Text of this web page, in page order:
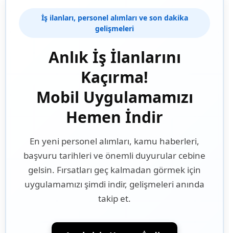
İş ilanları, personel alımları ve son dakika
gelişmeleri
Anlık İş İlanlarını
Kaçırma!
Mobil Uygulamamızı
Hemen İndir
En yeni personel alımları, kamu haberleri,
başvuru tarihleri ve önemli duyurular cebine
gelsin. Fırsatları geç kalmadan görmek için
uygulamamızı şimdi indir, gelişmeleri anında
takip et.